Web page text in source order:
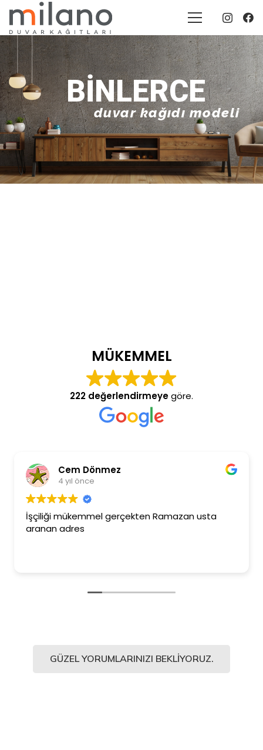
BINLERCE
duvar kağıdı modeli
MÜKEMMEL
222 değerlendirmeyegöre.
Cem Dönmez
4 yıl önce
İşçiliği mükemmel gerçekten Ramazan usta
aranan adres
GÜZEL YORUMLARINIZI BEKLIYORUZ.